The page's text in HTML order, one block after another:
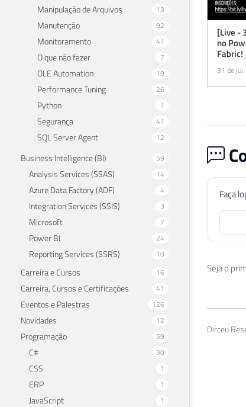
Manipulação de Arquivos 13
Manutenção 92
Monitoramento 41
O que não fazer 7
OLE Automation 19
Performance Tuning 26
Python 1
Segurança 41
SQL Server Agent 12
Business Intelligence (BI) 59
Analysis Services (SSAS) 14
Azure Data Factory (ADF) 4
Integration Services (SSIS) 3
Microsoft 7
Power BI 24
Reporting Services (SSRS) 10
Carreira e Cursos 16
Carreira, Cursos e Certificações 41
Eventos e Palestras 126
Novidades 12
Programação 59
C# 30
CSS 1
ERP 1
JavaScript 1
[Live -
no
Fabric!
31 de
Faça
Seja o
Dirceu